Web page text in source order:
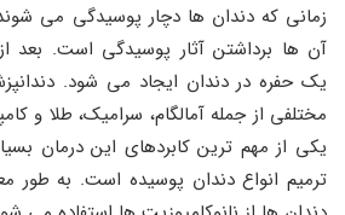
زمانی که دندان ها دچار پوسیدگی می
آن ها برداشتن آثار پوسیدگی است. بعد
یک حفره در دندان ایجاد می شود.
مختلفی از جمله آمالگام، سرامیک، طلا و
یکی از مهم ترین کابردهای این درمان
ترمیم انواع دندان پوسیده است. به طور